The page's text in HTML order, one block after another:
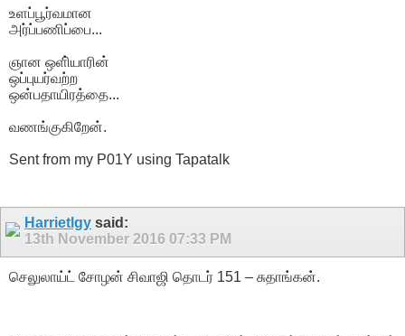
உளப்பூர்வமான
அர்ப்பணிப்பை...
ஞான ஒளி்யாரின்
ஒப்புயர்வற்ற
ஒன்பதாயிரத்தை...
வணங்குகிறேன்.
Sent from my P01Y using Tapatalk
Harrietlgy said:
13th November 2016 07:33 PM
செலுலாய்ட் சோழன் சிவாஜி தொடர் 151 – சுதாங்கன்.